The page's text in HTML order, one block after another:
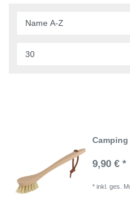
9,90 € *
*inkl. ges.